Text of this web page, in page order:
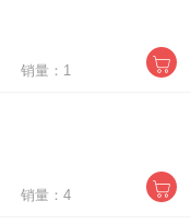
销量：1
销量：4